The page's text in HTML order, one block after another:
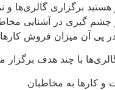
برگزاری گالری‌ها و
چشم گیری در آشنایی
پی آن میزان فروش کارها
با چند هدف برگزار
کارها به مخاطبان